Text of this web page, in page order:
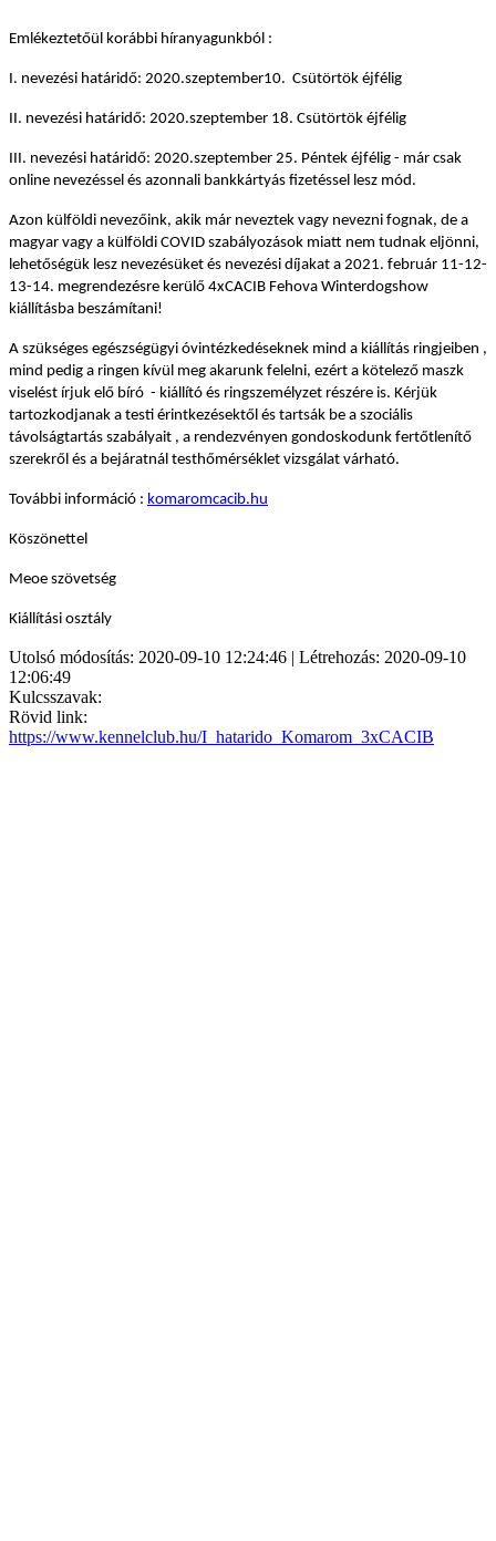
Emlékeztetőül korábbi híranyagunkból :
I. nevezési határidő: 2020.szeptember10. Csütörtök éjfélig
II. nevezési határidő: 2020.szeptember 18. Csütörtök éjfélig
III. nevezési határidő: 2020.szeptember 25. Péntek éjfélig - már csak
online nevezéssel és azonnali bankkártyás fizetéssel lesz mód.
Azon külföldi nevezőink, akik már neveztek vagy nevezni fognak, de a
magyar vagy a külföldi COVID szabályozások miatt nem tudnak eljönni,
lehetőségük lesz nevezésüket és nevezési díjakat a 2021. február 11-12-
13-14. megrendezésre kerülő 4xCACIB Fehova Winterdogshow
kiállításba beszámítani!
A szükséges egészségügyi óvintézkedéseknek mind a kiállítás ringjeiben ,
mind pedig a ringen kívül meg akarunk felelni, ezért a kötelező maszk
viselést írjuk elő bíró - kiállító és ringszemélyzet részére is. Kérjük
tartozkodjanak a testi érintkezésektől és tartsák be a szociális
távolságtartás szabályait , a rendezvényen gondoskodunk fertőtlenítő
szerekről és a bejáratnál testhőmérséklet vizsgálat várható.
További információ : komaromcacib.hu
Köszönettel
Meoe szövetség
Kiállítási osztály
Utolsó módosítás: 2020-09-10 12:24:46 | Létrehozás: 2020-09-10
12:06:49
Kulcsszavak:
Rövid link:
https://www.kennelclub.hu/I_hatarido_Komarom_3xCACIB